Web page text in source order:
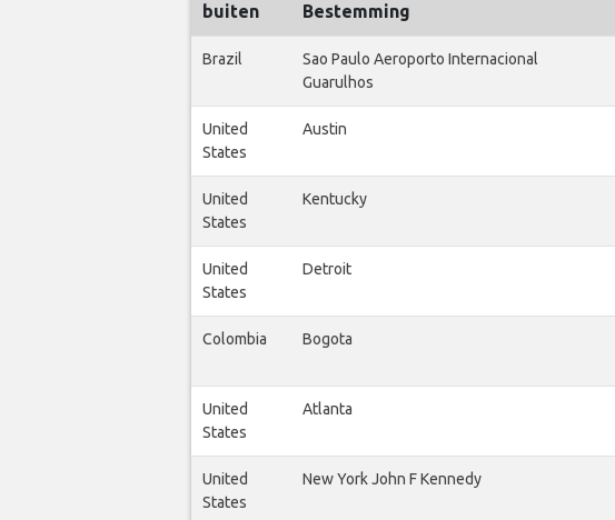
buiten Bestemming
Brazil
Sao Paulo Aeroporto Internacional
Guarulhos
United
States
Austin
United
States
Kentucky
United
States
Detroit
Colombia Bogota
United
States
Atlanta
United
States
New York John F Kennedy